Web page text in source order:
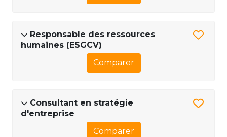
Responsable des ressources
humaines (ESGCV)
Comparer
Consultant en stratégie
d'entreprise
Comparer